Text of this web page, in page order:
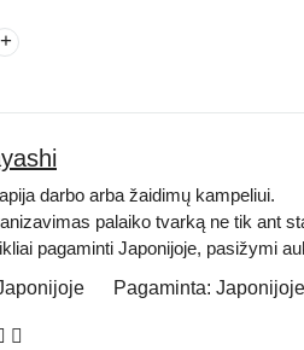
+
darbo arba žaidimų kampeliui.
palaiko tvarką ne tik ant
pagaminti Japonijoje, pasižymi
Pagaminta: Japonijoje